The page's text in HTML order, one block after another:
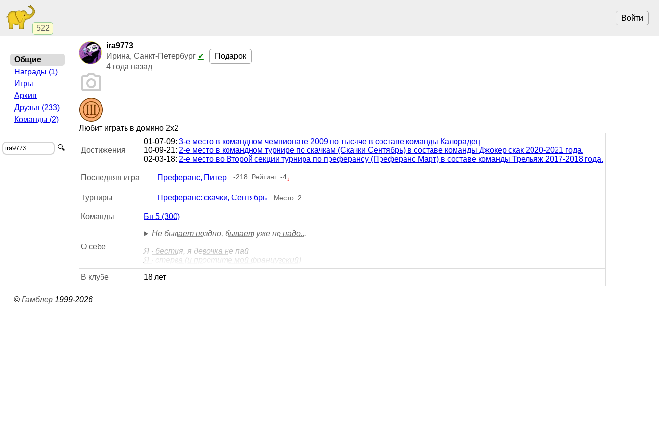
522
Войти
ira9773
Ирина, Санкт-Петербург ✔
4 года назад
Подарок
Любит играть в домино 2x2
Достижения
01-07-09:3-е место в командном чемпионате 2009 по тысяче в составе команды Калорадец
10-09-21: 2-е место в командном турнире по скачкам (Скачки Сентябрь) в составе команды Джокер скак 2020-2021 года.
02-03-18: 2-е место во Второй секции турнира по преферансу (Преферанс Март) в составе команды Трельяж 2017-2018 года.
Последняя игра Преферанс, Питер -218. Рейтинг: -4↓
Турниры Преферанс: скачки, Сентябрь Место: 2
Команды Бн 5 (300)
О себе
Не бывает поздно, бывает уже не надо...
Я - бестия, я девочка не пай
Я - стерва (и простите мой французский)
В клубе 18 лет
Общие
Награды (1)
Игры
Архив
Друзья (233)
Команды (2)
🔍
© Гамблер1999-2026